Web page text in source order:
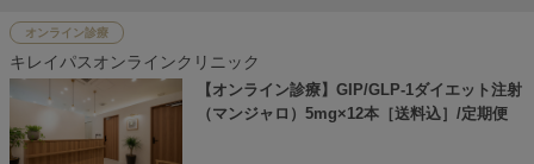
オンライン診療
キレイパスオンラインクリニック
【オンライン診療】GIP/GLP-1ダイエット注射
（マンジャロ）5mg×12本［送料込］/定期便